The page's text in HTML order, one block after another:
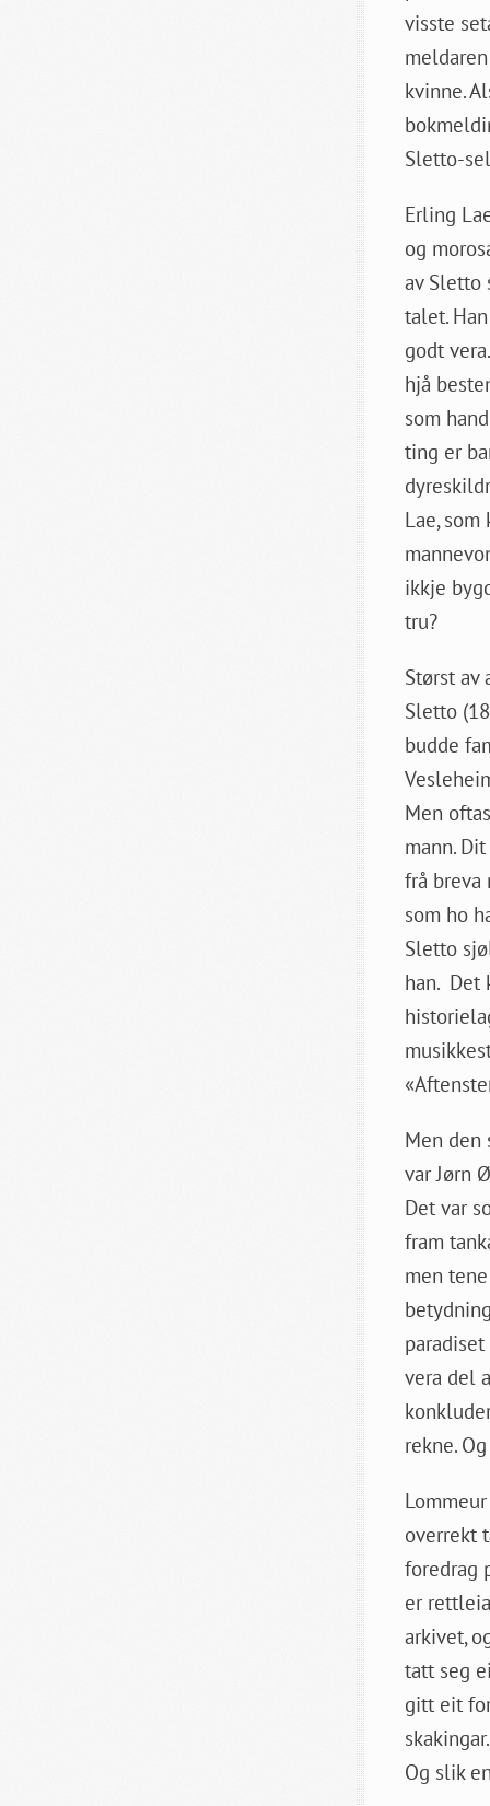
visste
kvinne.
Sletto-
Erling
og
av Sletto
talet.
godt
hjå
som
ting er
Lae,
ikkje
tru?
Størst av
Sletto
budde
Men
mann.
frå breva
som ho
Sletto
han. Det
Men den
var Jørn
Det var
fram
men
vera del
rekne.
overrekt
foredrag
er
arkivet,
tatt seg
gitt eit
Og slik